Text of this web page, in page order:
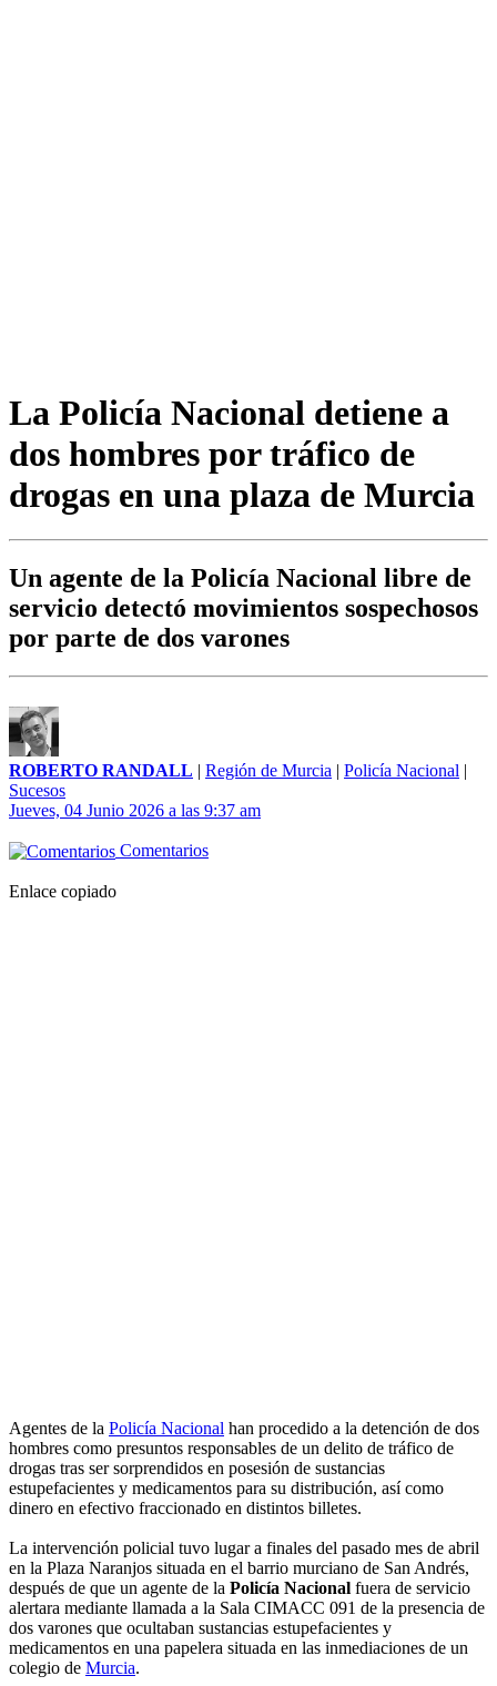
La Policía Nacional detiene a
dos hombres por tráfico de
drogas en una plaza de Murcia
Un agente de la Policía Nacional libre de
servicio detectó movimientos sospechosos
por parte de dos varones
ROBERTO RANDALL | Región de Murcia | Policía Nacional |
Sucesos
Jueves, 04 Junio 2026 a las 9:37 am
Comentarios
Enlace copiado
Agentes de la Policía Nacional han procedido a la detención de dos
hombres como presuntos responsables de un delito de tráfico de
drogas tras ser sorprendidos en posesión de sustancias
estupefacientes y medicamentos para su distribución, así como
dinero en efectivo fraccionado en distintos billetes.
La intervención policial tuvo lugar a finales del pasado mes de abril
en la Plaza Naranjos situada en el barrio murciano de San Andrés,
después de que un agente de la Policía Nacional fuera de servicio
alertara mediante llamada a la Sala CIMACC 091 de la presencia de
dos varones que ocultaban sustancias estupefacientes y
medicamentos en una papelera situada en las inmediaciones de un
colegio de Murcia.